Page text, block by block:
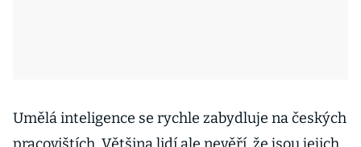
Umělá inteligence se rychle zabydluje na českých